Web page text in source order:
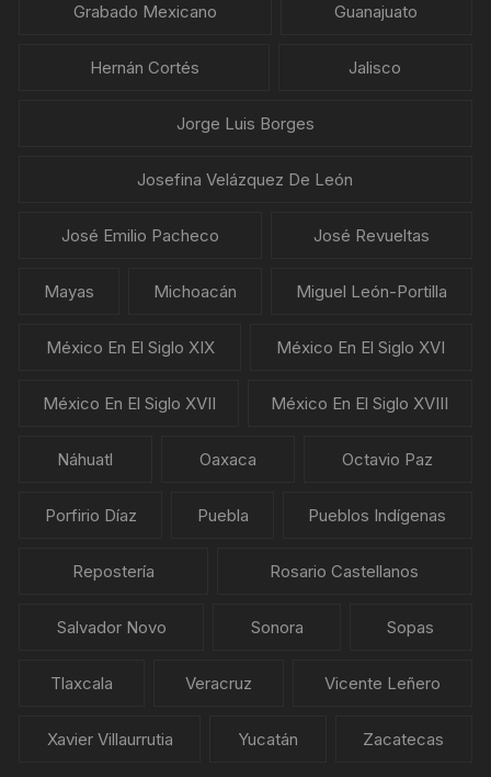
Grabado Mexicano Guanajuato
Hernán Cortés Jalisco
Jorge Luis Borges
Josefina Velázquez De León
José Emilio Pacheco José Revueltas
Mayas Michoacán Miguel León-Portilla
México En El Siglo XIX México En El Siglo XVI
México En El Siglo XVII México En El Siglo XVIII
Náhuatl Oaxaca Octavio Paz
Porfirio Díaz Puebla Pueblos Indígenas
Repostería Rosario Castellanos
Salvador Novo Sonora Sopas
Tlaxcala Veracruz Vicente Leñero
Xavier Villaurrutia Yucatán Zacatecas